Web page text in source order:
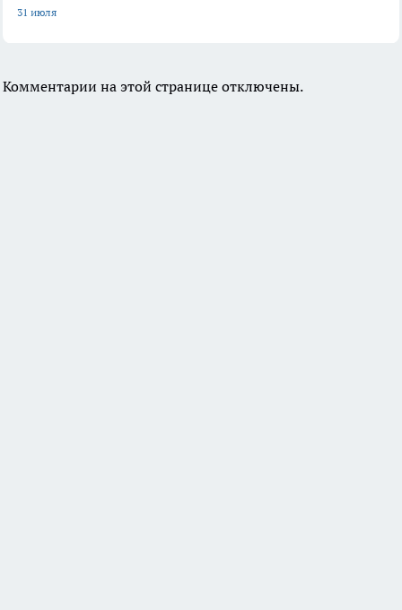
31 июля
Комментарии на этой странице отключены.